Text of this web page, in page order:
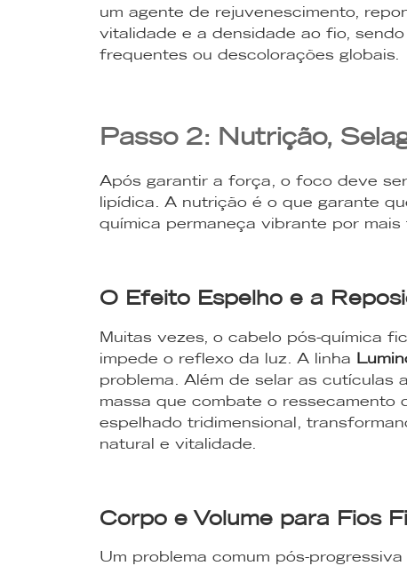
um agente de rejuvenescimento,
vitalidade e a densidade ao fio,
frequentes ou descolorações globais.
Passo 2: Nutrição,
Após garantir a força, o foco deve
lipídica. A nutrição é o que garante
química permaneça vibrante por mais
O Efeito Espelho e a
Muitas vezes, o cabelo pós-química
impede o reflexo da luz. A linha
problema. Além de selar as cutículas
massa que combate o
espelhado tridimensional,
natural e vitalidade.
Corpo e Volume para Fios
Um problema comum pós-